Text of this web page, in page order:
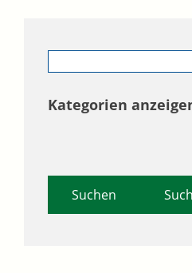
Kategorien